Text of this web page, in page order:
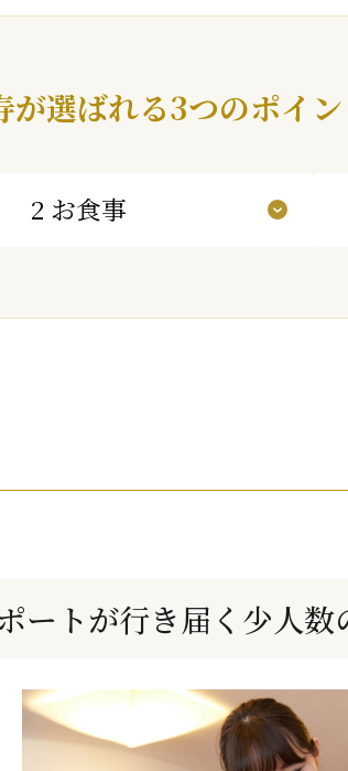
が選ばれる3つのポイン
2 お食事
ートが行き届く少人数